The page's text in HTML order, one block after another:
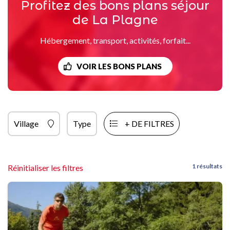
Profitez des bons plans séjour
de La Plagne
Hébergement, transport, activités, forfait...
VOIR LES BONS PLANS
Village Type + DE FILTRES
Réinitialiser les filtres 1 résultats